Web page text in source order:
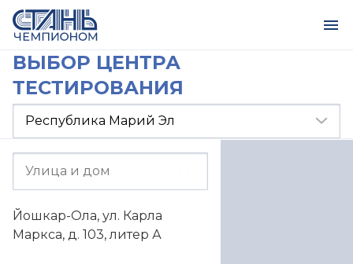
ВЫБОР ЦЕНТРА
ТЕСТИРОВАНИЯ
Йошкар-Ола, ул. Карла
Маркса, д. 103, литер А